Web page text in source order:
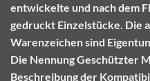
entwickelte und nach dem
gedruckt Einzelstücke. Die
Warenzeichen sind
Die Nennung Geschützter
Beschreibung der